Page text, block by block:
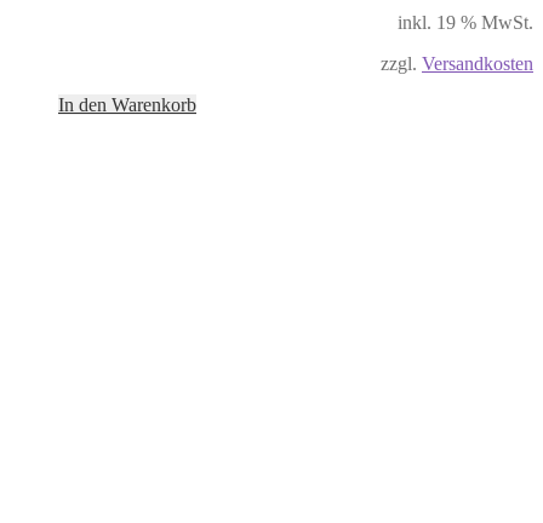
inkl. 19 % MwSt.
zzgl. Versandkosten
In den Warenkorb